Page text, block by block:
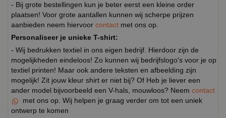
- Bij grote bestellingen kun je beter eerst een kleine order
plaatsen! Voor grote aantallen kunnen wij scherpe prijzen
aanbieden neem hiervoor contact met ons op.
Personaliseer je unieke T-shirt:
- Wij bedrukken textiel in ons eigen bedrijf. Hierdoor zijn de
mogelijkheden eindeloos! Zo kunnen wij bedrijfslogo's voor je op
textiel printen! Maar ook andere teksten en afbeelding zijn
mogelijk! Zit jouw kleur shirt er niet bij? Of Heb je liever een
ander model bijvoorbeeld een V-hals, mouwloos? Neem contact
met ons op. Wij helpen je graag verder om tot een uniek
ontwerp te komen